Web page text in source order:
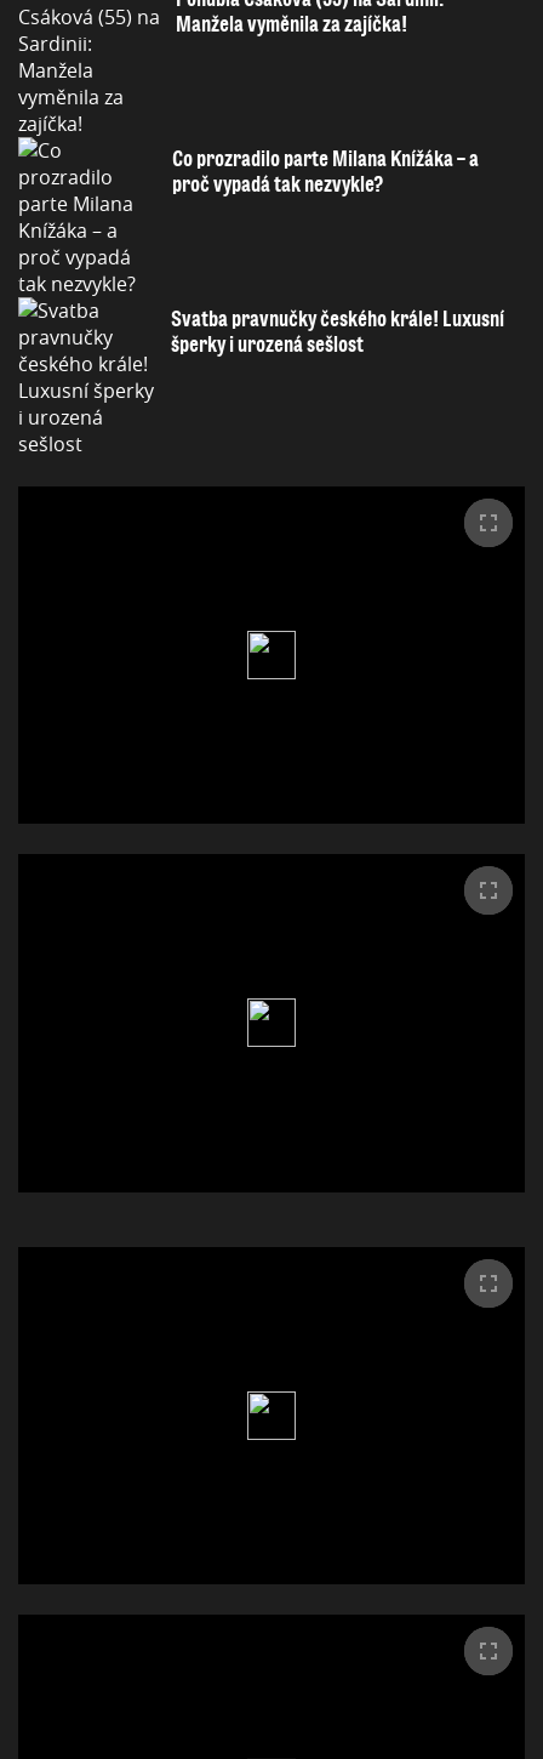
Manžela vyměnila za zajíčka!
Co prozradilo parte Milana Knížáka – a
proč vypadá tak nezvykle?
Svatba pravnučky českého krále! Luxusní
šperky i urozená sešlost